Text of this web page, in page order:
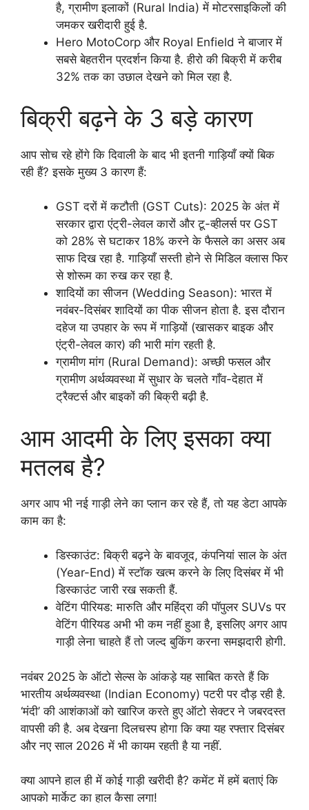
है, ग्रामीण इलाकों (Rural India) में मोटरसाइकिलों की
जमकर खरीदारी हुई है.
Hero MotoCorp और Royal Enfield ने बाजार में
सबसे बेहतरीन प्रदर्शन किया है. हीरो की बिक्री में करीब
32% तक का उछाल देखने को मिल रहा है.
बिक्री बढ़ने के 3 बड़े कारण
आप सोच रहे होंगे कि दिवाली के बाद भी इतनी गाड़ियाँ क्यों बिक
रही हैं? इसके मुख्य 3 कारण हैं:
GST दरों में कटौती (GST Cuts): 2025 के अंत में
सरकार द्वारा एंट्री-लेवल कारों और टू-व्हीलर्स पर GST
को 28% से घटाकर 18% करने के फैसले का असर अब
साफ दिख रहा है. गाड़ियाँ सस्ती होने से मिडिल क्लास फिर
से शोरूम का रुख कर रहा है.
शादियों का सीजन (Wedding Season): भारत में
नवंबर-दिसंबर शादियों का पीक सीजन होता है. इस दौरान
दहेज या उपहार के रूप में गाड़ियों (खासकर बाइक और
एंट्री-लेवल कार) की भारी मांग रहती है.
ग्रामीण मांग (Rural Demand): अच्छी फसल और
ग्रामीण अर्थव्यवस्था में सुधार के चलते गाँव-देहात में
ट्रैक्टर्स और बाइकों की बिक्री बढ़ी है.
आम आदमी के लिए इसका क्या
मतलब है?
अगर आप भी नई गाड़ी लेने का प्लान कर रहे हैं, तो यह डेटा आपके
काम का है:
डिस्काउंट: बिक्री बढ़ने के बावजूद, कंपनियां साल के अंत
(Year-End) में स्टॉक खत्म करने के लिए दिसंबर में भी
डिस्काउंट जारी रख सकती हैं.
वेटिंग पीरियड: मारुति और महिंद्रा की पॉपुलर SUVs पर
वेटिंग पीरियड अभी भी कम नहीं हुआ है, इसलिए अगर आप
गाड़ी लेना चाहते हैं तो जल्द बुकिंग करना समझदारी होगी.
नवंबर 2025 के ऑटो सेल्स के आंकड़े यह साबित करते हैं कि
भारतीय अर्थव्यवस्था (Indian Economy) पटरी पर दौड़ रही है.
‘मंदी’ की आशंकाओं को खारिज करते हुए ऑटो सेक्टर ने जबरदस्त
वापसी की है. अब देखना दिलचस्प होगा कि क्या यह रफ्तार दिसंबर
और नए साल 2026 में भी कायम रहती है या नहीं.
क्या आपने हाल ही में कोई गाड़ी खरीदी है? कमेंट में हमें बताएं कि
आपको मार्केट का हाल कैसा लगा!